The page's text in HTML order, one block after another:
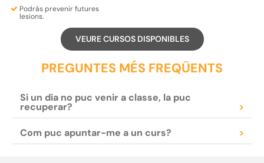
Podràsprevenir futures
lesions.
VEURE CURSOS DISPONIBLES
PREGUNTES MÉS FREQÜENTS
Si un dia no puc venir a classe, la puc
recuperar? >
Com puc apuntar-me a un curs? >